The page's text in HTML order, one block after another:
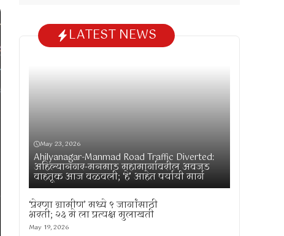
LATEST NEWS
May 23, 2026
Ahilyanagar-Manmad Road Traffic Diverted:
अहिल्यानगर-मनमाड महामार्गावरील अवजड
वाहतूक आज वळवली; ‘हे’ आहेत पर्यायी मार्ग
‘प्रेरणा ग्रामीण’ मध्ये ९ जागांसाठी
भरती; २३ मे ला प्रत्यक्ष मुलाखती
May 19, 2026